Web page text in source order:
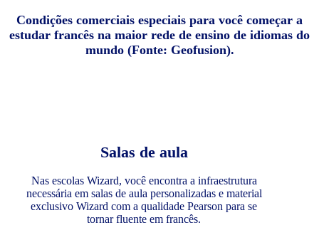
Condições comerciais especiais para você começar a
estudar francês na maior rede de ensino de idiomas do
mundo (Fonte: Geofusion).
Salas de aula
Nas escolas Wizard, você encontra a infraestrutura
necessária em salas de aula personalizadas e material
exclusivo Wizard com a qualidade Pearson para se
tornar fluente em francês.